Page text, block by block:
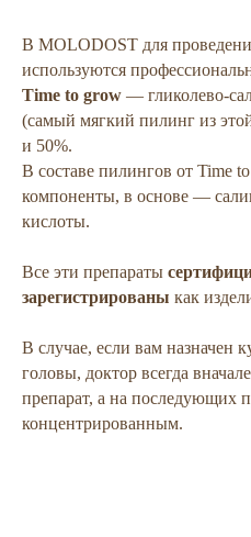
В MOLODOST для
используются
Time to grow — гликолево-
(самый мягкий пилинг из
и 50%.
В составе пилингов от Time
компоненты, в основе —
кислоты.
Все эти препараты
зарегистрированы как
В случае, если вам назначен
головы, доктор всегда
препарат, а на последующих
концентрированным.